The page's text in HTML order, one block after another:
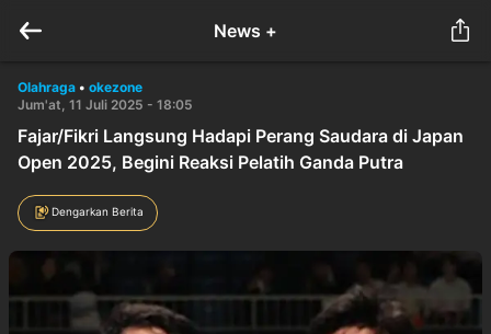
News +
Olahraga • okezone
Jum'at, 11 Juli 2025 - 18:05
Fajar/Fikri Langsung Hadapi Perang Saudara di Japan
Open 2025, Begini Reaksi Pelatih Ganda Putra
Dengarkan Berita